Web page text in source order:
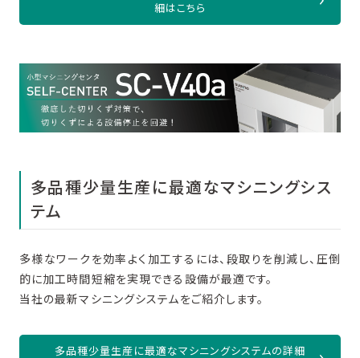
細はこちら
多品種少量生産に最適なマシニングシス
テム
多様なワークを効率よく加工するには、段取りを削減し、圧倒
的に加工時間短縮を実現できる設備が最適です。
当社の最新マシニングシステムをご紹介します。
多品種少量生産に最適なマシニングシステムの詳細